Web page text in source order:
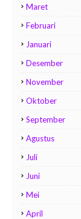
Maret
Februari
Januari
Desember
November
Oktober
September
Agustus
Juli
Juni
Mei
April